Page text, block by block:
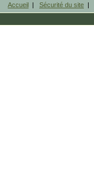
Accueil | Sécurité du site |